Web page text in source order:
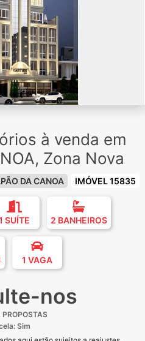
à venda em
Zona Nova
DA CANOA IMÓVEL 15835
SUÍTE 2 BANHEIROS
1 VAGA
nos
PROPOSTAS
Sim